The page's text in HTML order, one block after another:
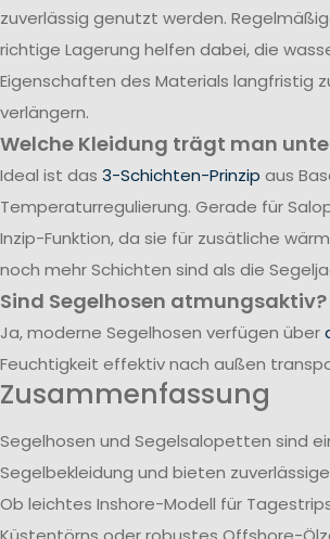
zuverlässig genutzt werden.
richtige Lagerung helfen dabei, die
Eigenschaften des Materials langfristig
verlängern.
Welche Kleidung trägt man
Ideal ist das 3-Schichten-Prinzip aus
Temperaturregulierung. Gerade für
Inzip-Funktion, da sie für zusätliche
noch mehr Schichten sind als die
Sind Segelhosen atmungsaktiv?
Ja, moderne Segelhosen verfügen über
Feuchtigkeit effektiv nach außen
Zusammenfassung
Segelhosen und Segelsalopetten sind
Segelbekleidung und bieten
Ob leichtes Inshore-Modell für